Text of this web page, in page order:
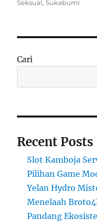
on
Seksual,Sukabumi
Cari
Recent Posts
Slot Kamboja
Pilihan Game
Yelan Hydro
Menelaah
Pandang